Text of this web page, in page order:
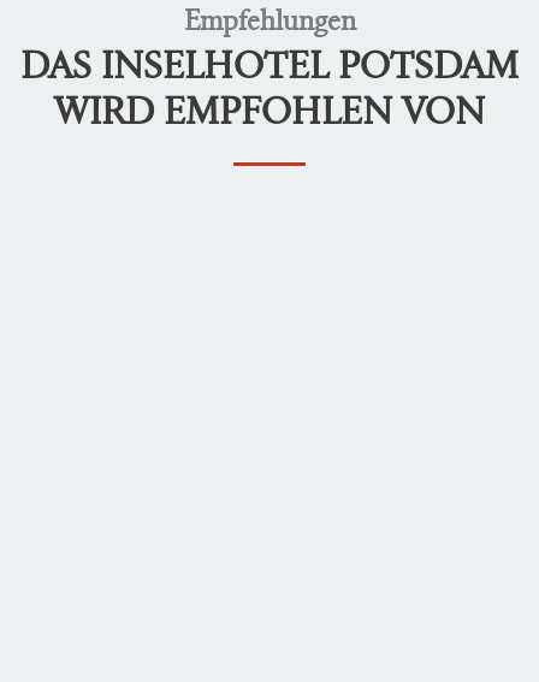
Empfehlungen
DAS INSELHOTEL POTSDAM
WIRD EMPFOHLEN VON